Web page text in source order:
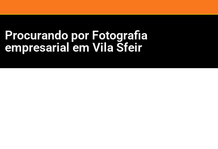
Procurando por Fotografia
empresarial em Vila Sfeir